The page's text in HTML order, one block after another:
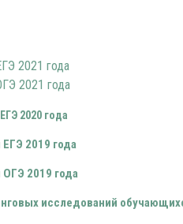
2021 года
2021 года
2020 года
2019 года
2019 года
исследований